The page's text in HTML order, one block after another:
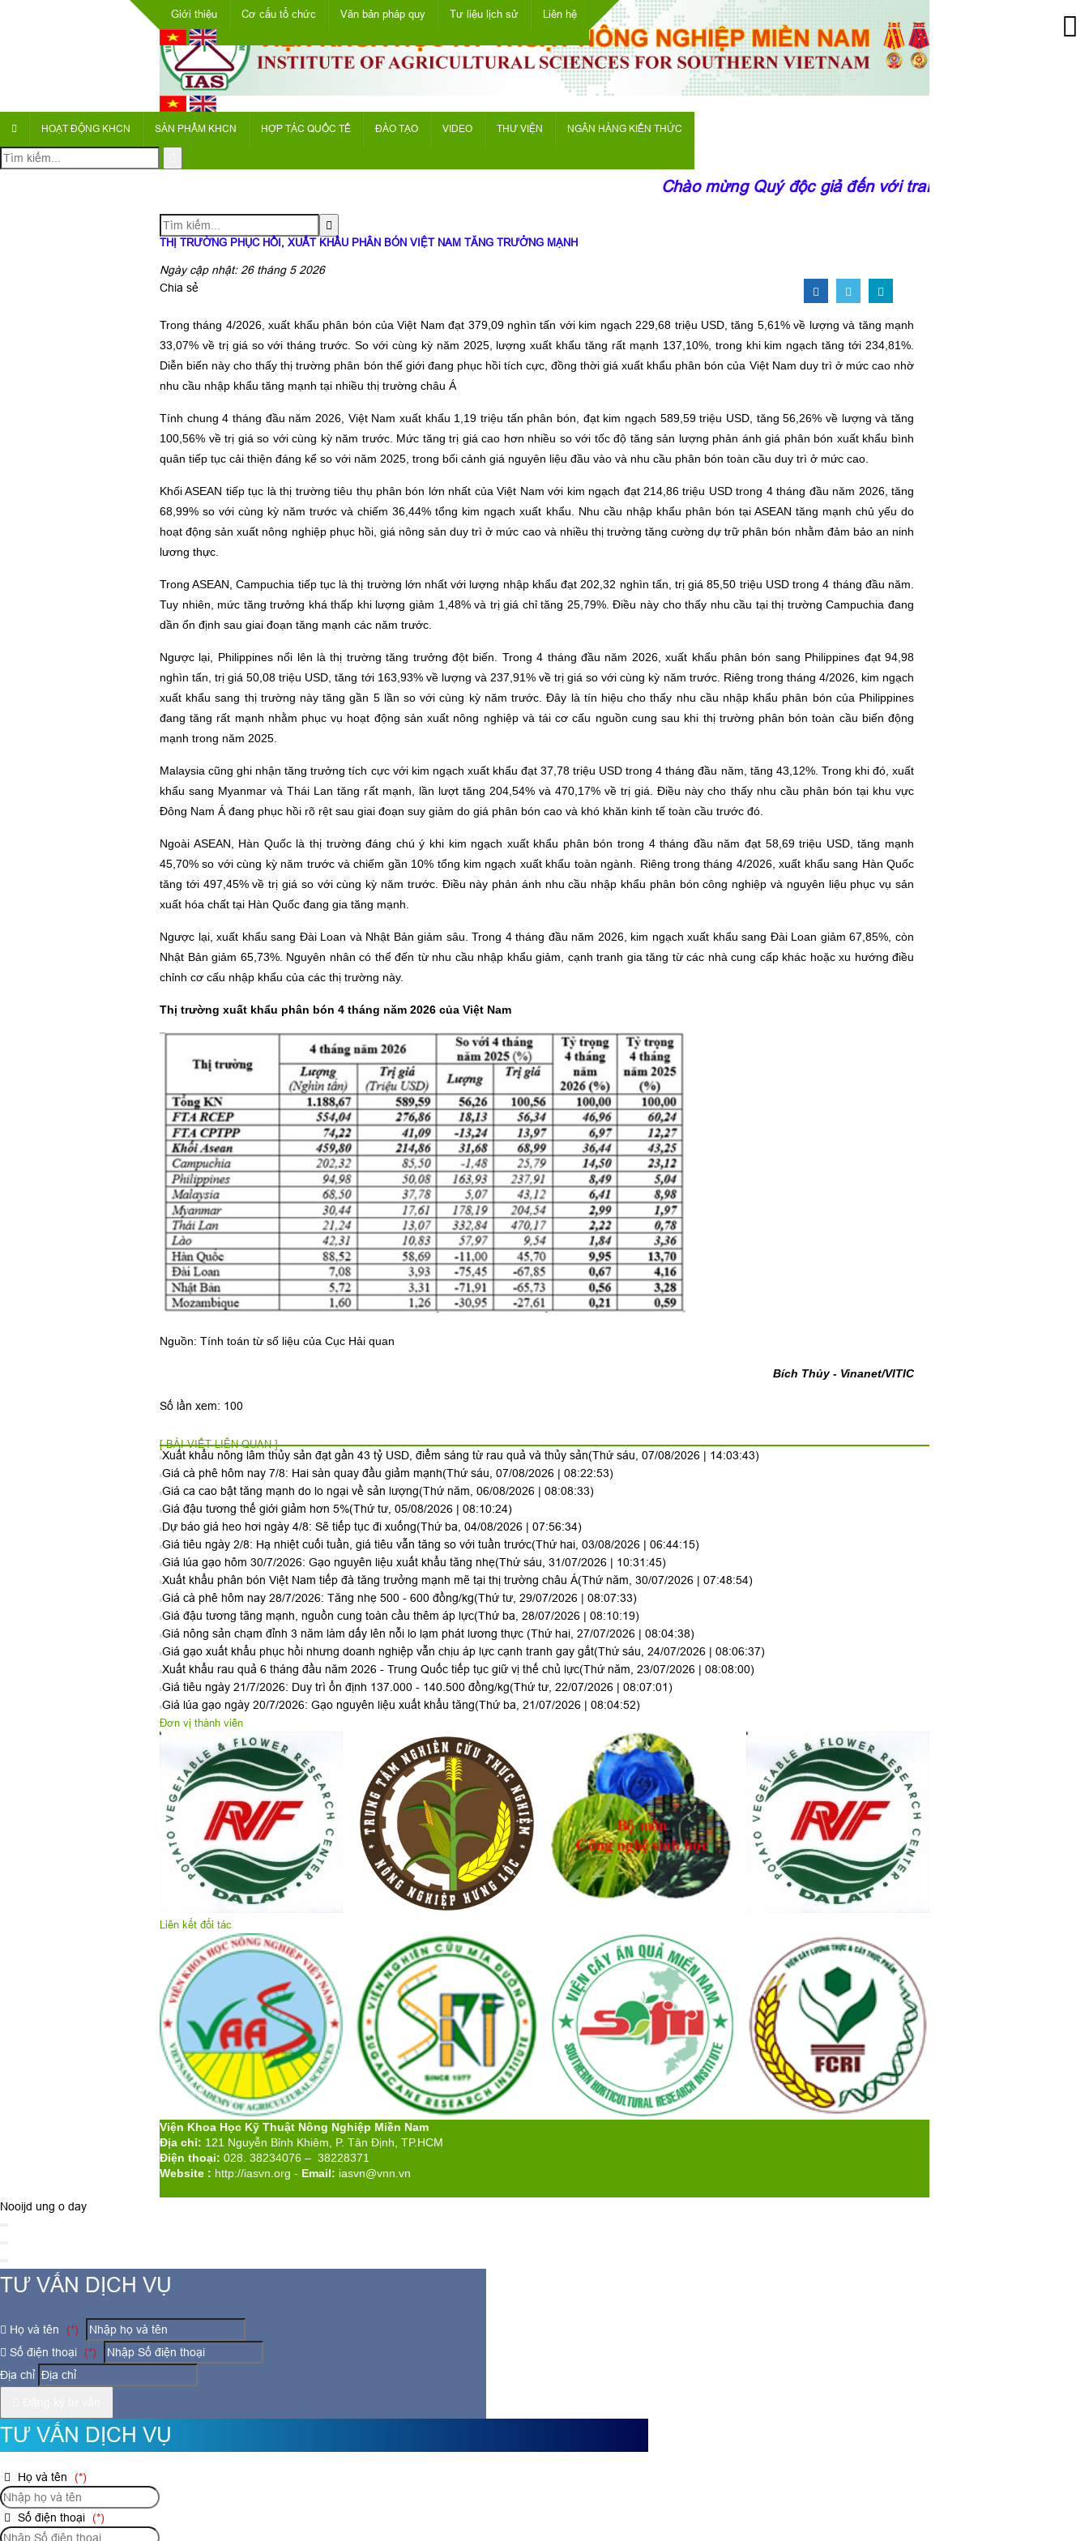
Giới thiệu Cơ cấu tổ chức Văn bản pháp quy Tư liệu lịch sử Liên hệ
HOẠT ĐỘNG KHCN SẢN PHẨM KHCN HỢP TÁC QUỐC TẾ ĐÀO TẠO VIDEO THƯ VIỆN NGÂN HÀNG KIẾN THỨC
Chào mừng Quý độc giả đến với trang thông tin của Viện
THỊ TRƯỜNG PHỤC HỒI, XUẤT KHẨU PHÂN BÓN VIỆT NAM TĂNG TRƯỞNG MẠNH
Ngày cập nhật: 26 tháng 5 2026
Chia sẻ
Trong tháng 4/2026, xuất khẩu phân bón của Việt Nam đạt 379,09 nghìn tấn với kim ngạch 229,68 triệu USD, tăng 5,61% về lượng và tăng mạnh
33,07% về trị giá so với tháng trước. So với cùng kỳ năm 2025, lượng xuất khẩu tăng rất mạnh 137,10%, trong khi kim ngạch tăng tới 234,81%.
Diễn biến này cho thấy thị trường phân bón thế giới đang phục hồi tích cực, đồng thời giá xuất khẩu phân bón của Việt Nam duy trì ở mức cao nhờ
nhu cầu nhập khẩu tăng mạnh tại nhiều thị trường châu Á
Tính chung 4 tháng đầu năm 2026, Việt Nam xuất khẩu 1,19 triệu tấn phân bón, đạt kim ngạch 589,59 triệu USD, tăng 56,26% về lượng và tăng
100,56% về trị giá so với cùng kỳ năm trước. Mức tăng trị giá cao hơn nhiều so với tốc độ tăng sản lượng phản ánh giá phân bón xuất khẩu bình
quân tiếp tục cải thiện đáng kể so với năm 2025, trong bối cảnh giá nguyên liệu đầu vào và nhu cầu phân bón toàn cầu duy trì ở mức cao.
Khối ASEAN tiếp tục là thị trường tiêu thụ phân bón lớn nhất của Việt Nam với kim ngạch đạt 214,86 triệu USD trong 4 tháng đầu năm 2026, tăng
68,99% so với cùng kỳ năm trước và chiếm 36,44% tổng kim ngạch xuất khẩu. Nhu cầu nhập khẩu phân bón tại ASEAN tăng mạnh chủ yếu do
hoạt động sản xuất nông nghiệp phục hồi, giá nông sản duy trì ở mức cao và nhiều thị trường tăng cường dự trữ phân bón nhằm đảm bảo an ninh
lương thực.
Trong ASEAN, Campuchia tiếp tục là thị trường lớn nhất với lượng nhập khẩu đạt 202,32 nghìn tấn, trị giá 85,50 triệu USD trong 4 tháng đầu năm.
Tuy nhiên, mức tăng trưởng khá thấp khi lượng giảm 1,48% và trị giá chỉ tăng 25,79%. Điều này cho thấy nhu cầu tại thị trường Campuchia đang
dần ổn định sau giai đoạn tăng mạnh các năm trước.
Ngược lại, Philippines nổi lên là thị trường tăng trưởng đột biến. Trong 4 tháng đầu năm 2026, xuất khẩu phân bón sang Philippines đạt 94,98
nghìn tấn, trị giá 50,08 triệu USD, tăng tới 163,93% về lượng và 237,91% về trị giá so với cùng kỳ năm trước. Riêng trong tháng 4/2026, kim ngạch
xuất khẩu sang thị trường này tăng gần 5 lần so với cùng kỳ năm trước. Đây là tín hiệu cho thấy nhu cầu nhập khẩu phân bón của Philippines
đang tăng rất mạnh nhằm phục vụ hoạt động sản xuất nông nghiệp và tái cơ cấu nguồn cung sau khi thị trường phân bón toàn cầu biến động
mạnh trong năm 2025.
Malaysia cũng ghi nhận tăng trưởng tích cực với kim ngạch xuất khẩu đạt 37,78 triệu USD trong 4 tháng đầu năm, tăng 43,12%. Trong khi đó, xuất
khẩu sang Myanmar và Thái Lan tăng rất mạnh, lần lượt tăng 204,54% và 470,17% về trị giá. Điều này cho thấy nhu cầu phân bón tại khu vực
Đông Nam Á đang phục hồi rõ rệt sau giai đoạn suy giảm do giá phân bón cao và khó khăn kinh tế toàn cầu trước đó.
Ngoài ASEAN, Hàn Quốc là thị trường đáng chú ý khi kim ngạch xuất khẩu phân bón trong 4 tháng đầu năm đạt 58,69 triệu USD, tăng mạnh
45,70% so với cùng kỳ năm trước và chiếm gần 10% tổng kim ngạch xuất khẩu toàn ngành. Riêng trong tháng 4/2026, xuất khẩu sang Hàn Quốc
tăng tới 497,45% về trị giá so với cùng kỳ năm trước. Điều này phản ánh nhu cầu nhập khẩu phân bón công nghiệp và nguyên liệu phục vụ sản
xuất hóa chất tại Hàn Quốc đang gia tăng mạnh.
Ngược lại, xuất khẩu sang Đài Loan và Nhật Bản giảm sâu. Trong 4 tháng đầu năm 2026, kim ngạch xuất khẩu sang Đài Loan giảm 67,85%, còn
Nhật Bản giảm 65,73%. Nguyên nhân có thể đến từ nhu cầu nhập khẩu giảm, cạnh tranh gia tăng từ các nhà cung cấp khác hoặc xu hướng điều
chỉnh cơ cấu nhập khẩu của các thị trường này.
Thị trường xuất khẩu phân bón 4 tháng năm 2026 của Việt Nam
Nguồn: Tính toán từ số liệu của Cục Hải quan
Bích Thủy - Vinanet/VITIC
Số lần xem: 100
[ BÀI VIẾT LIÊN QUAN ]
Xuất khẩu nông lâm thủy sản đạt gần 43 tỷ USD, điểm sáng từ rau quả và thủy sản(Thứ sáu, 07/08/2026 | 14:03:43)
Giá cà phê hôm nay 7/8: Hai sàn quay đầu giảm mạnh(Thứ sáu, 07/08/2026 | 08:22:53)
Giá ca cao bật tăng mạnh do lo ngại về sản lượng(Thứ năm, 06/08/2026 | 08:08:33)
Giá đậu tương thế giới giảm hơn 5%(Thứ tư, 05/08/2026 | 08:10:24)
Dự báo giá heo hơi ngày 4/8: Sẽ tiếp tục đi xuống(Thứ ba, 04/08/2026 | 07:56:34)
Giá tiêu ngày 2/8: Hạ nhiệt cuối tuần, giá tiêu vẫn tăng so với tuần trước(Thứ hai, 03/08/2026 | 06:44:15)
Giá lúa gạo hôm 30/7/2026: Gạo nguyên liệu xuất khẩu tăng nhẹ(Thứ sáu, 31/07/2026 | 10:31:45)
Xuất khẩu phân bón Việt Nam tiếp đà tăng trưởng mạnh mẽ tại thị trường châu Á(Thứ năm, 30/07/2026 | 07:48:54)
Giá cà phê hôm nay 28/7/2026: Tăng nhẹ 500 - 600 đồng/kg(Thứ tư, 29/07/2026 | 08:07:33)
Giá đậu tương tăng mạnh, nguồn cung toàn cầu thêm áp lực(Thứ ba, 28/07/2026 | 08:10:19)
Giá nông sản chạm đỉnh 3 năm làm dấy lên nỗi lo lạm phát lương thực (Thứ hai, 27/07/2026 | 08:04:38)
Giá gạo xuất khẩu phục hồi nhưng doanh nghiệp vẫn chịu áp lực cạnh tranh gay gắt(Thứ sáu, 24/07/2026 | 08:06:37)
Xuất khẩu rau quả 6 tháng đầu năm 2026 - Trung Quốc tiếp tục giữ vị thế chủ lực(Thứ năm, 23/07/2026 | 08:08:00)
Giá tiêu ngày 21/7/2026: Duy trì ổn định 137.000 - 140.500 đồng/kg(Thứ tư, 22/07/2026 | 08:07:01)
Giá lúa gạo ngày 20/7/2026: Gạo nguyên liệu xuất khẩu tăng(Thứ ba, 21/07/2026 | 08:04:52)
Đơn vị thành viên
Liên kết đối tác
Viện Khoa Học Kỹ Thuật Nông Nghiệp Miền Nam
Địa chỉ: 121 Nguyễn Bỉnh Khiêm, P. Tân Định, TP.HCM
Điện thoại: 028. 38234076 – 38228371
Website : http://iasvn.org - Email: iasvn@vnn.vn
Nooijd ung o day
TƯ VẤN DỊCH VỤ
Họ và tên
(*)
Số điện thoại
(*)
Địa chỉ
TƯ VẤN DỊCH VỤ
Họ và tên (*)
Số điện thoại (*)